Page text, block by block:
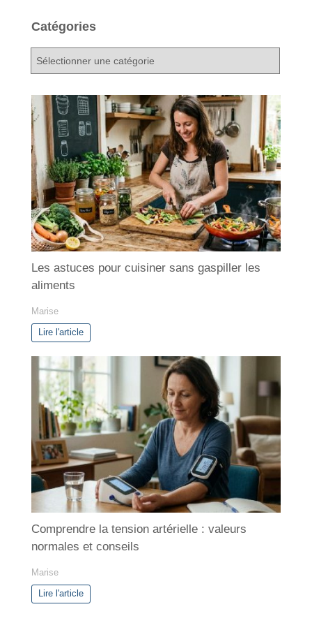
Catégories
t
é
g
o
r
i
e
s
Les astuces pour cuisiner sans gaspiller les
aliments
Marise
Lire l'article
Comprendre la tension artérielle : valeurs
normales et conseils
Marise
Lire l'article